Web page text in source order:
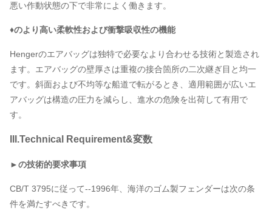
悪い作動状態の下で非常によく働きます。
♦のより高い柔軟性および衝撃吸収性の機能
Hengerのエアバッグは独特で必要なより合わせる技術と製造され
ます。エアバッグの壁厚さは重複の接合箇所の二次継ぎ目と均一
です。斜面および不均等な船道で転がるとき、適用範囲が広いエ
アバッグは構造の圧力を減らし、進水の危険を出荷して有用で
す。
III.Technical Requirement&変数
►の技術的要求事項
CB/T 3795に従って--1996年、海洋のゴム製フェンダーは次の条
件を満たすべきです。